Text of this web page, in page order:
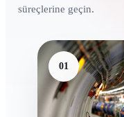
süreçlerine geçin.
01